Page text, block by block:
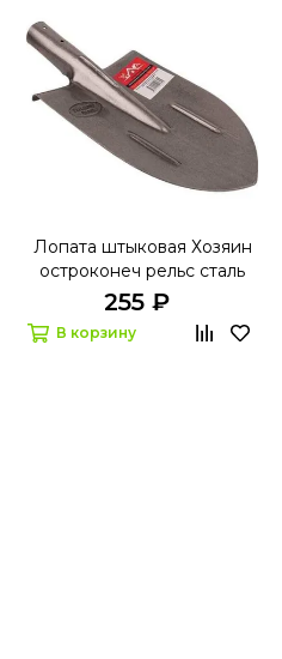
Лопата штыковая Хозяин
остроконеч рельс сталь
S506-1
255 ₽
В корзину